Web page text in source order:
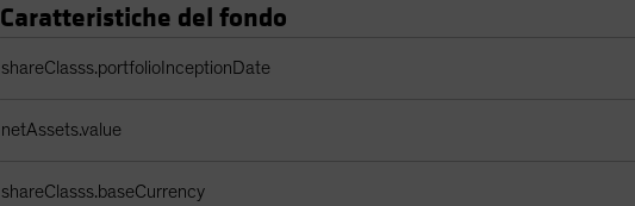
Caratteristiche del fondo
shareClasss.portfolioInceptionDate
netAssets.value
shareClasss.baseCurrency